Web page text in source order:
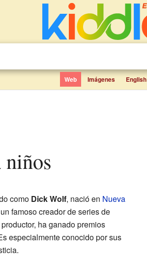
Web Imágenes English
niños
como Dick Wolf, nació en Nueva
famoso creador de series de
ha ganado premios
especialmente conocido por sus